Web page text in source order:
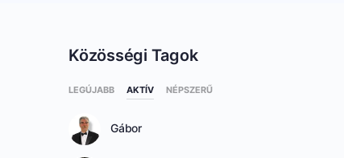
Közösségi Tagok
LEGÚJABB AKTÍV NÉPSZERŰ
Gábor